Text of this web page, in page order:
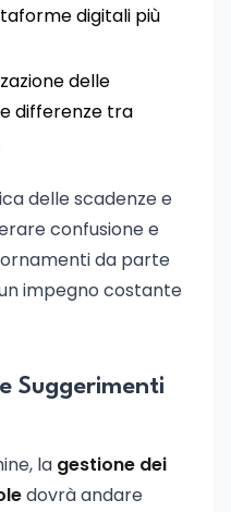
digitali più
delle
differenze tra
delle scadenze e
confusione e
da parte
impegno costante
Suggerimenti
la gestione dei
dovrà andare